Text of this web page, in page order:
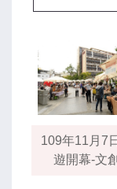
109年11月7
遊開幕-文